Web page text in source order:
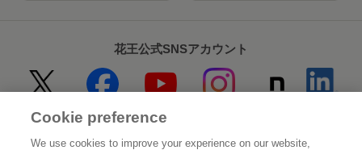
花王公式SNSアカウント
Home 花王について
Cookie preference
We use cookies to improve your experience on our website,